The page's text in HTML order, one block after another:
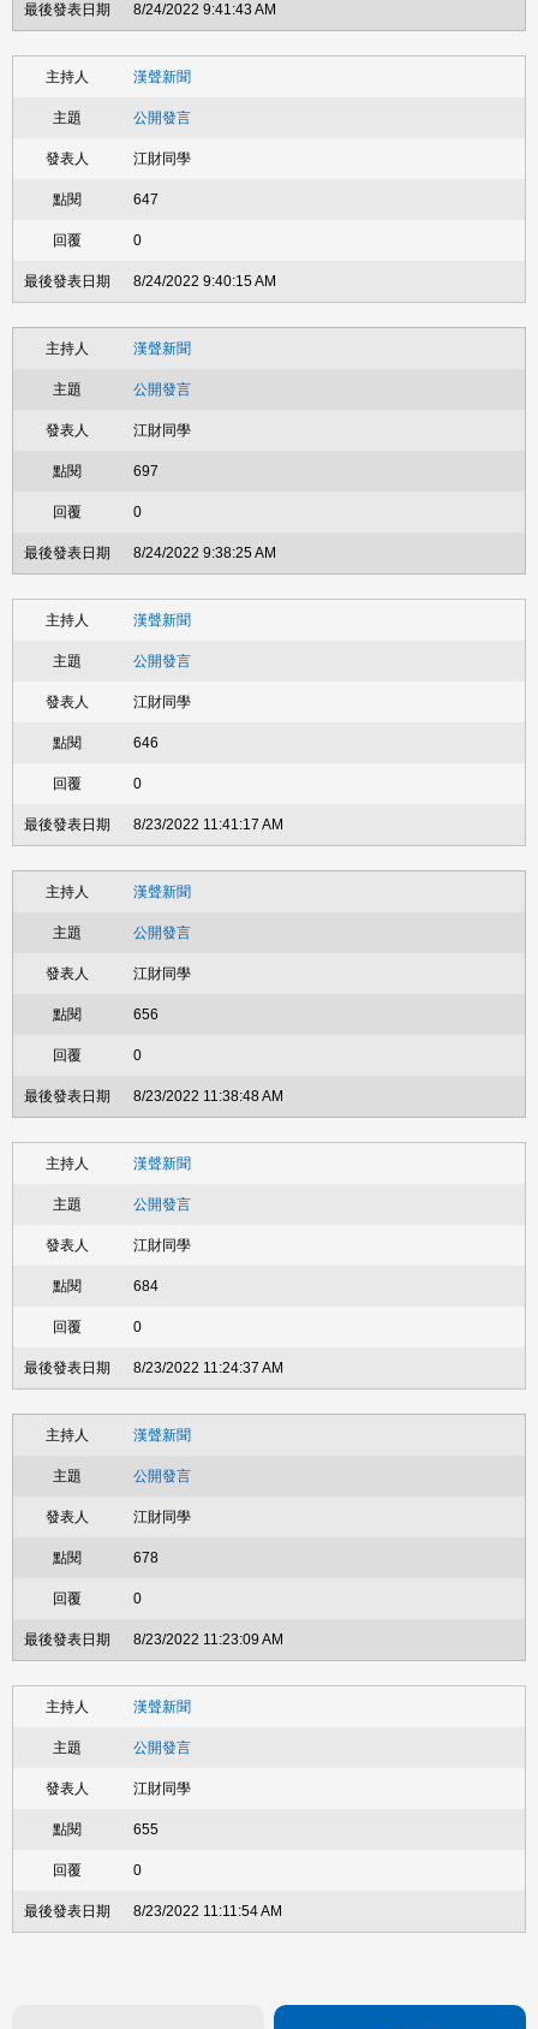
8/24/2022 9:41:43 AM
漢聲新聞
公開發言
江財同學
647
0
8/24/2022 9:40:15 AM
漢聲新聞
公開發言
江財同學
697
0
8/24/2022 9:38:25 AM
漢聲新聞
公開發言
江財同學
646
0
8/23/2022 11:41:17 AM
漢聲新聞
公開發言
江財同學
656
0
8/23/2022 11:38:48 AM
漢聲新聞
公開發言
江財同學
684
0
8/23/2022 11:24:37 AM
漢聲新聞
公開發言
江財同學
678
0
8/23/2022 11:23:09 AM
漢聲新聞
公開發言
江財同學
655
0
8/23/2022 11:11:54 AM